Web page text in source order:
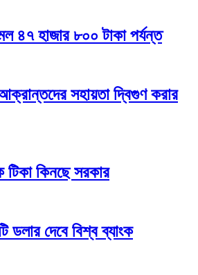
৪৭ হাজার ৮০০ টাকা পর্যন্ত
সহায়তা দ্বিগুণ করার
কিনছে সরকার
ডলার দেবে বিশ্ব ব্যাংক